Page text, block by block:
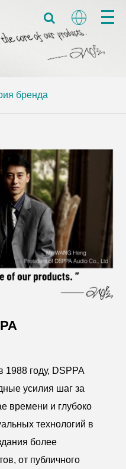
бренда
1988 году, DSPPA
усилия шаг за
времени и глубоко
технологий в
более
от публичного